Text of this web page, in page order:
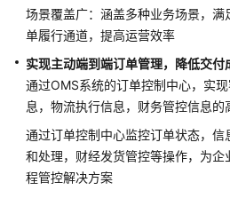
决
方
案
亿
华
辰
数
场景覆盖广：涵盖多种业务场景，
单履行通道，提高运营效率
实现主动端到端订单管理，降低交付
通过OMS系统的订单控制中心，实
息，物流执行信息，财务管控信息的
通过订单控制中心监控订单状态，
和处理，财经发货管控等操作，为
程管控解决方案